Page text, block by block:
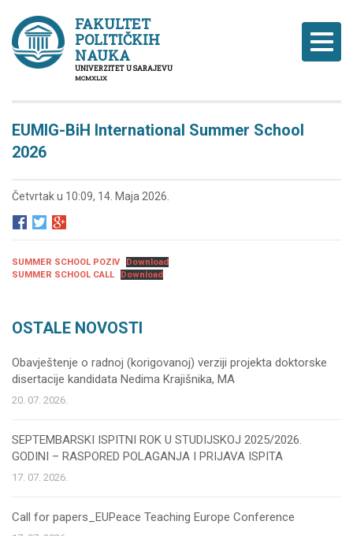
FAKULTET
POLITIČKIH
NAUKA
UNIVERZITET U SARAJEVU
MCMXLIX
EUMIG-BiH International Summer School
2026
Četvrtak u 10:09, 14. Maja 2026.
SUMMER SCHOOL POZIV
Download
SUMMER SCHOOL CALL
Download
OSTALE NOVOSTI
Obavještenje o radnoj (korigovanoj) verziji projekta doktorske
disertacije kandidata Nedima Krajišnika, MA
20. 07. 2026.
SEPTEMBARSKI ISPITNI ROK U STUDIJSKOJ 2025/2026.
GODINI – RASPORED POLAGANJA I PRIJAVA ISPITA
17. 07. 2026.
Call for papers_EUPeace Teaching Europe Conference